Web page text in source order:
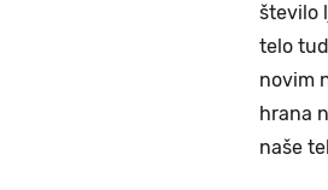
število
telo
novim
hrana
naše